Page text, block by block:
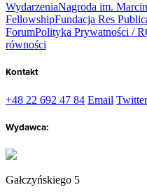
WydarzeniaNagroda im.
FellowshipFundacja Res
ForumPolityka Prywatności /
równości
Kontakt
+48 22 692 47 84 Email Twitter
Wydawca:
Gałczyńskiego 5